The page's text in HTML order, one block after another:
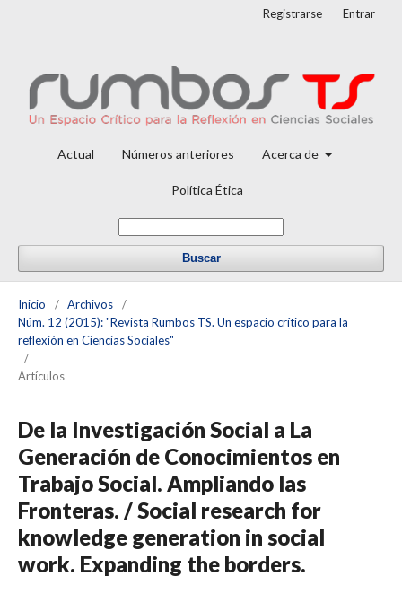
Actual Números anteriores Acerca de
Política Ética
Buscar
Registrarse Entrar
Inicio / Archivos
/
Núm. 12 (2015): "Revista Rumbos TS. Un espacio crítico para la
reflexión en Ciencias Sociales"
/
Artículos
De la Investigación Social a La
Generación de Conocimientos en
Trabajo Social. Ampliando las
Fronteras. / Social research for
knowledge generation in social
work. Expanding the borders.